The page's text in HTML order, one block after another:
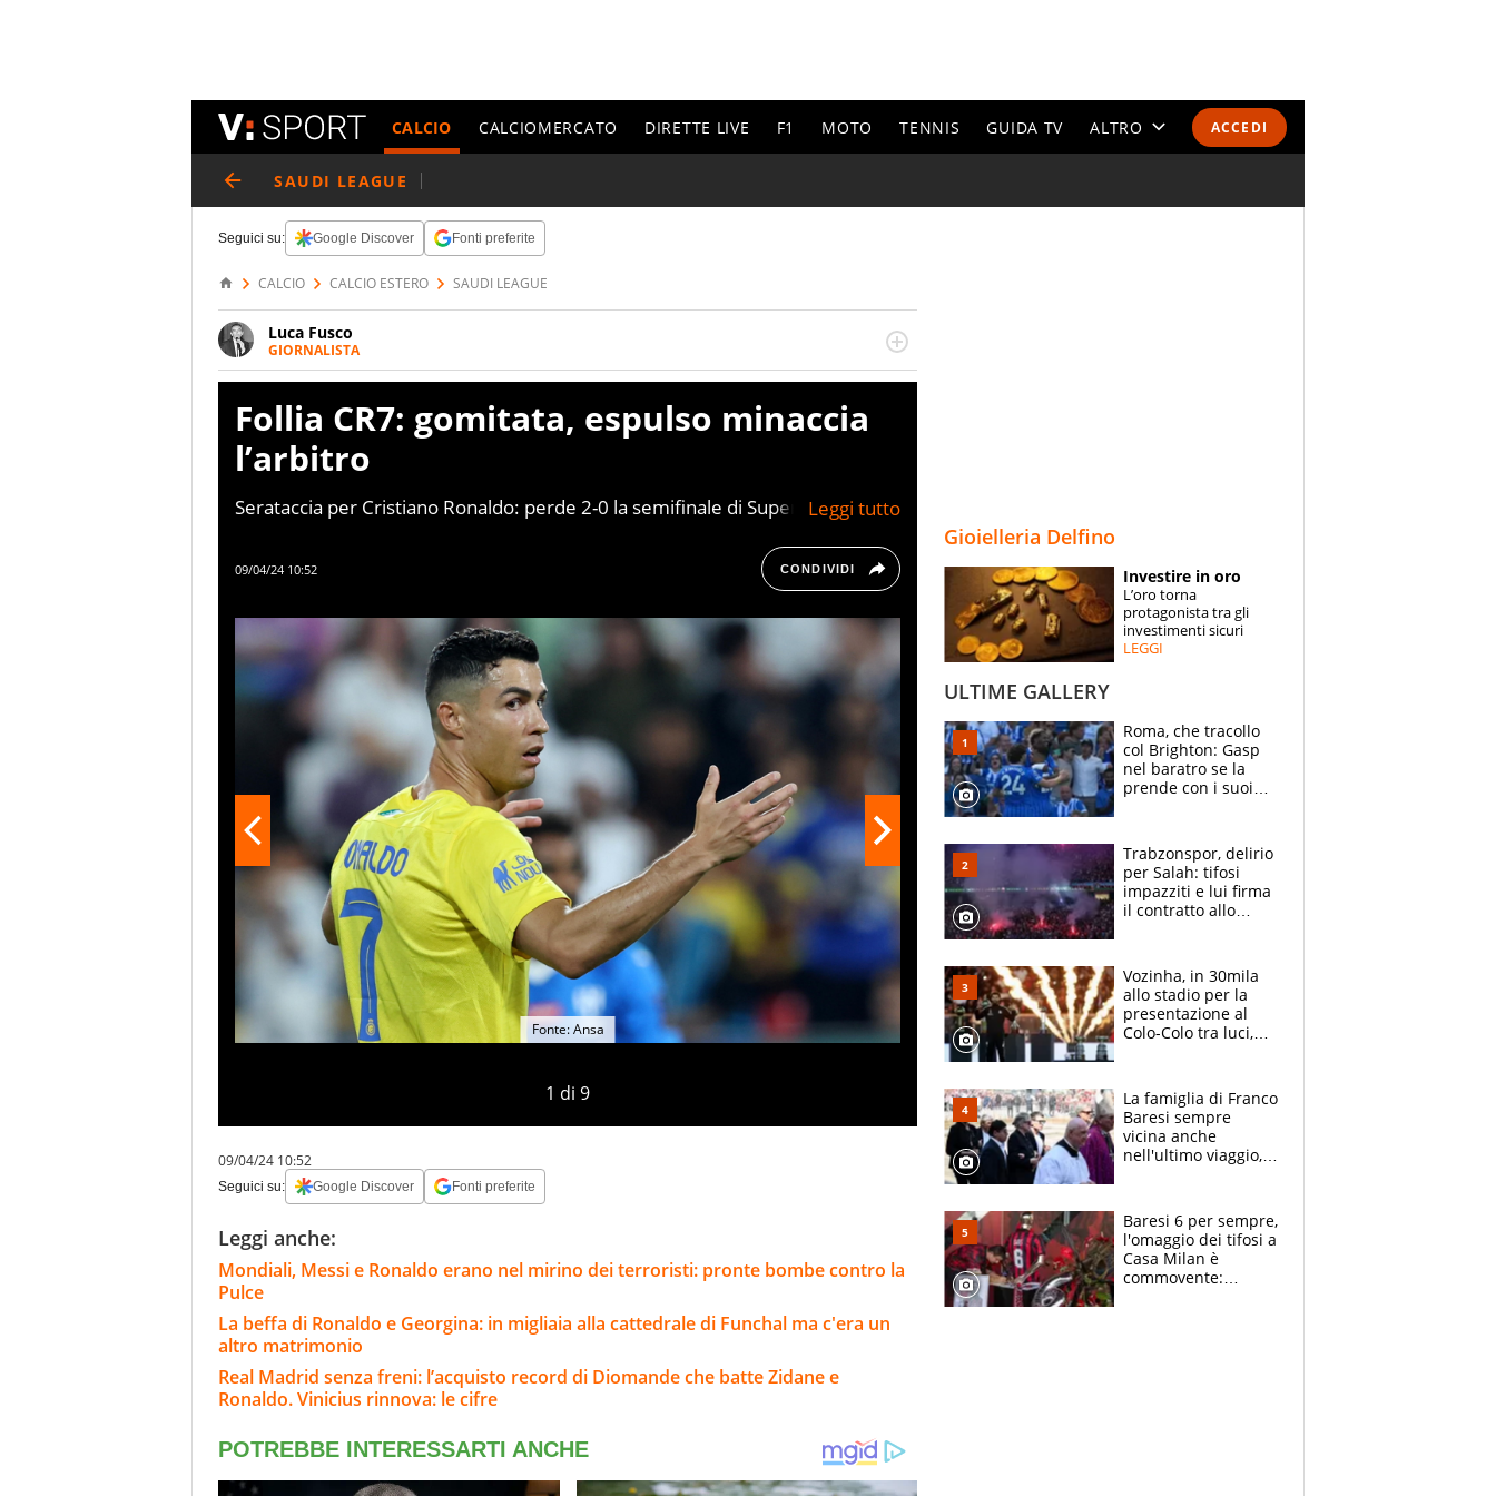
ACCEDI
CALCIO CALCIOMERCATO DIRETTE LIVE F1 MOTO TENNIS GUIDA TV ALTRO
ESPERTI
CONTATTI
SAUDI LEAGUE
Seguici su: Google Discover Fonti preferite
CALCIO CALCIO ESTERO SAUDI LEAGUE
Luca Fusco
GIORNALISTA
Giornalista multimediale. Quando si accendono i motori, lui sgasa, impenna, derapa. E
Follia CR7: gomitata, espulso minaccia
l’arbitro
Serataccia per Cristiano Ronaldo: perde 2-0 la semifinale di Supercoppa
CR7 protesta e lo minaccia alzando il braccio come a volergli dare un pugno
09/04/24 10:52 CONDIVIDI
1 di 9
Fonte: Ansa
09/04/24 10:52
Seguici su: Google Discover Fonti preferite
Leggi anche:
Mondiali, Messi e Ronaldo erano nel mirino dei terroristi: pronte bombe contro la
Pulce
La beffa di Ronaldo e Georgina: in migliaia alla cattedrale di Funchal ma c'era un
altro matrimonio
Real Madrid senza freni: l’acquisto record di Diomande che batte Zidane e
Ronaldo. Vinicius rinnova: le cifre
Gioielleria Delfino
Investire in oro
L’oro torna
protagonista tra gli
investimenti sicuri
LEGGI
ULTIME GALLERY
Roma, che tracollo
col Brighton: Gasp
nel baratro se la
prende con i suoi
Trabzonspor, delirio
per Salah: tifosi
impazziti e lui firma
il contratto allo
Vozinha, in 30mila
allo stadio per la
presentazione al
Colo-Colo tra luci,
La famiglia di Franco
Baresi sempre
vicina anche
nell'ultimo viaggio,
circondati
dall'affetto dei tifosi
Baresi 6 per sempre,
l'omaggio dei tifosi a
Casa Milan è
commovente: